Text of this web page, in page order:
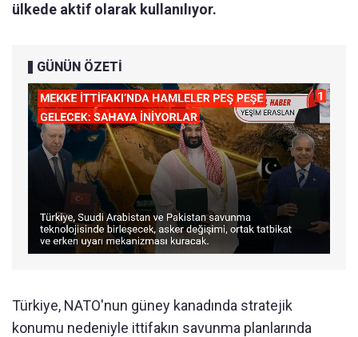
ülkede aktif olarak kullanılıyor.
GÜNÜN ÖZETİ
Türkiye, NATO'nun güney kanadında stratejik
konumu nedeniyle ittifakın savunma planlarında